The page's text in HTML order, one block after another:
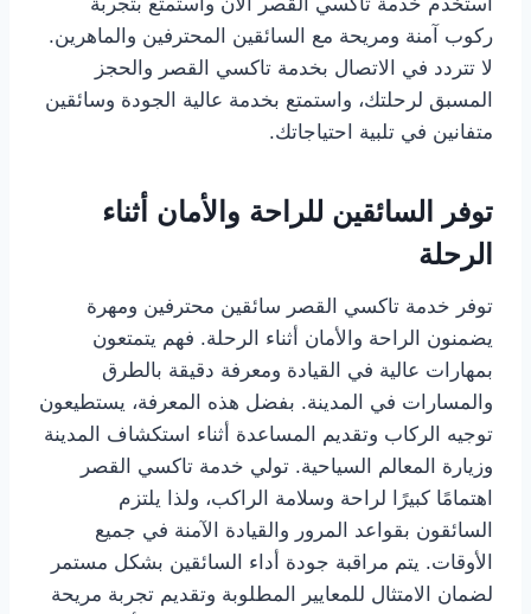
ركوب آمنة ومريحة مع السائقين المحترفين والماهرين.
لا تتردد في الاتصال بخدمة تاكسي القصر والحجز
المسبق لرحلتك، واستمتع بخدمة عالية الجودة وسائقين
متفانين في تلبية احتياجاتك.
توفر السائقين للراحة والأمان أثناء
الرحلة
توفر خدمة تاكسي القصر سائقين محترفين ومهرة
يضمنون الراحة والأمان أثناء الرحلة. فهم يتمتعون
بمهارات عالية في القيادة ومعرفة دقيقة بالطرق
والمسارات في المدينة. بفضل هذه المعرفة، يستطيعون
توجيه الركاب وتقديم المساعدة أثناء استكشاف المدينة
وزيارة المعالم السياحية. تولي خدمة تاكسي القصر
اهتمامًا كبيرًا لراحة وسلامة الراكب، ولذا يلتزم
السائقون بقواعد المرور والقيادة الآمنة في جميع
الأوقات. يتم مراقبة جودة أداء السائقين بشكل مستمر
لضمان الامتثال للمعايير المطلوبة وتقديم تجربة مريحة